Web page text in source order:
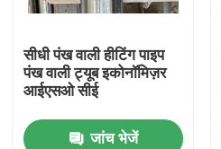
सीधी पंख वाली हीटिंग पाइप
पंख वाली ट्यूब इकोनॉमिज़र
आईएसओ सीई
जांच भेजें